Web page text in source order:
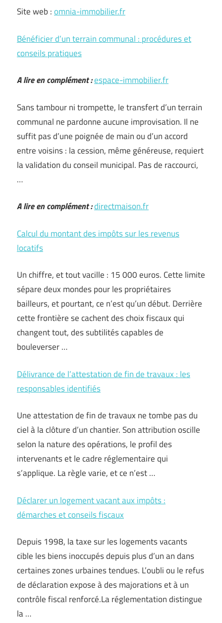
Site web :omnia-immobilier.fr
Bénéficier d’un terrain communal : procédures et
conseils pratiques
A lire en complément :espace-immobilier.fr
Sans tambour ni trompette, le transfert d’un terrain
communal ne pardonne aucune improvisation. Il ne
suffit pas d’une poignée de main ou d’un accord
entre voisins : la cession, même généreuse, requiert
la validation du conseil municipal. Pas de raccourci,
…
A lire en complément :directmaison.fr
Calcul du montant des impôts sur les revenus
locatifs
Un chiffre, et tout vacille : 15 000 euros. Cette limite
sépare deux mondes pour les propriétaires
bailleurs, et pourtant, ce n’est qu’un début. Derrière
cette frontière se cachent des choix fiscaux qui
changent tout, des subtilités capables de
bouleverser …
Délivrance de l’attestation de fin de travaux : les
responsables identifiés
Une attestation de fin de travaux ne tombe pas du
ciel à la clôture d’un chantier. Son attribution oscille
selon la nature des opérations, le profil des
intervenants et le cadre réglementaire qui
s’applique. La règle varie, et ce n’est …
Déclarer un logement vacant aux impôts :
démarches et conseils fiscaux
Depuis 1998, la taxe sur les logements vacants
cible les biens inoccupés depuis plus d’un an dans
certaines zones urbaines tendues. L’oubli ou le refus
de déclaration expose à des majorations et à un
contrôle fiscal renforcé.La réglementation distingue
la …